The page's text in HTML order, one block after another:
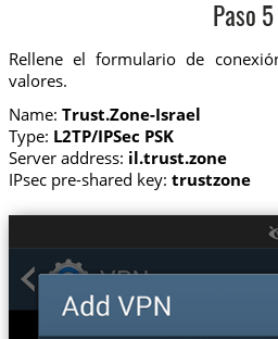
Paso 5
Rellene el formulario de
valores.
Name: Trust.Zone-Israel
Type: L2TP/IPSec PSK
Server address: il.trust.zone
IPsec pre-shared key: trustzone